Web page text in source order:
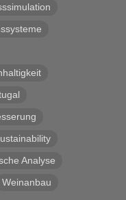
Analyse
Weinanbau